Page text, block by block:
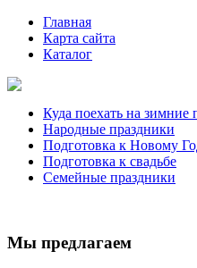
Главная
Карта сайта
Каталог
Куда поехать на зимние
Народные праздники
Подготовка к Новому
Подготовка к свадьбе
Семейные праздники
Мы предлагаем